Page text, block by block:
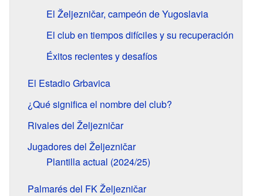
El Željezničar, campeón de Yugoslavia
El club en tiempos difíciles y su recuperación
Éxitos recientes y desafíos
El Estadio Grbavica
¿Qué significa el nombre del club?
Rivales del Željezničar
Jugadores del Željezničar
Plantilla actual (2024/25)
Palmarés del FK Željezničar